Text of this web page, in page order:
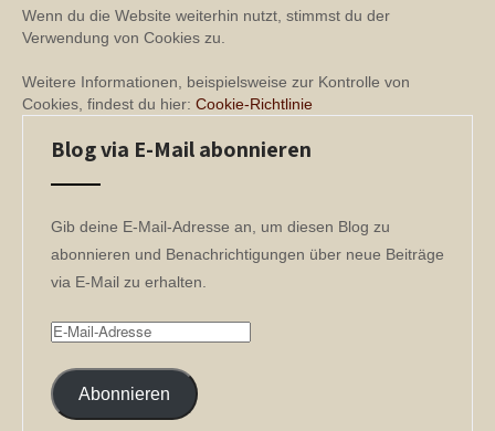
Wenn du die Website weiterhin nutzt, stimmst du der
Verwendung von Cookies zu.
Weitere Informationen, beispielsweise zur Kontrolle von
Cookies, findest du hier: Cookie-Richtlinie
Blog via E-Mail abonnieren
Gib deine E-Mail-Adresse an, um diesen Blog zu
abonnieren und Benachrichtigungen über neue Beiträge
via E-Mail zu erhalten.
E-
AdresseAbonnieren